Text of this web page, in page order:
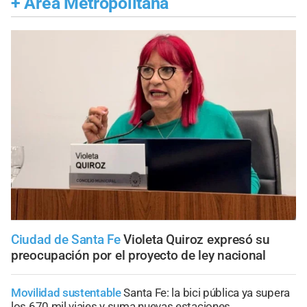
Ciudad de Santa Fe Violeta Quiroz expresó su
preocupación por el proyecto de ley nacional
Movilidad sustentableSanta Fe: la bici pública ya supera